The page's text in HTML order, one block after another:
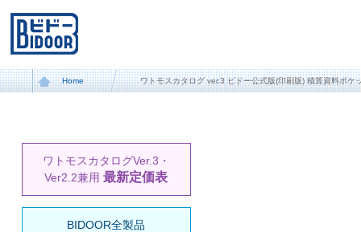
Home ワトモスカタログ ver.3 ビドー公式版(印刷版) 積算資料ポケ
ワトモスカタログVer.3・
Ver2.2兼用最新定価表
BIDOOR全製品